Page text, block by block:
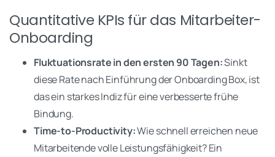
Quantitative KPIs für das Mitarbeiter-
Onboarding
Fluktuationsrate in den ersten 90 Tagen:Sinkt
diese Rate nach Einführung der Onboarding Box, ist
das ein starkes Indiz für eine verbesserte frühe
Bindung.
Time-to-Productivity:Wie schnell erreichen neue
Mitarbeitende volle Leistungsfähigkeit? Ein